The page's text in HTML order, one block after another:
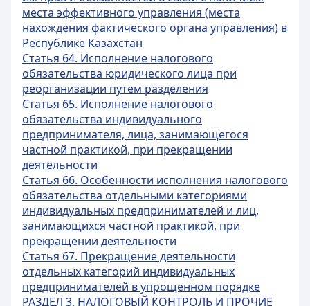
места эффективного управления (места
нахождения фактического органа управления) в
Республике Казахстан
Статья 64. Исполнение налогового
обязательства юридического лица при
реорганизации путем разделения
Статья 65. Исполнение налогового
обязательства индивидуального
предпринимателя, лица, занимающегося
частной практикой, при прекращении
деятельности
Статья 66. Особенности исполнения налогового
обязательства отдельными категориями
индивидуальных предпринимателей и лиц,
занимающихся частной практикой, при
прекращении деятельности
Статья 67. Прекращение деятельности
отдельных категорий индивидуальных
предпринимателей в упрощенном порядке
РАЗДЕЛ 3. НАЛОГОВЫЙ КОНТРОЛЬ И ПРОЧИЕ